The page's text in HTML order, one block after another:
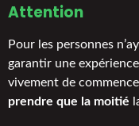
Attention
Pour les personnes
garantir une
vivement de
prendre que la moitié